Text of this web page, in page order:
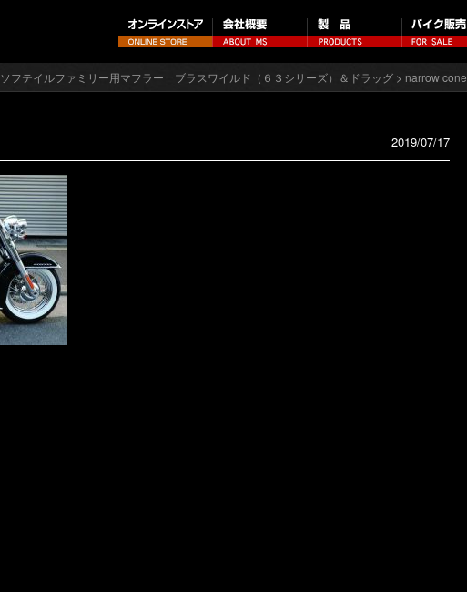
ソフテイルファミリー用マフラー ブラスワイルド（６３シリーズ）＆ドラッグ > narrow cone
2019/07/17